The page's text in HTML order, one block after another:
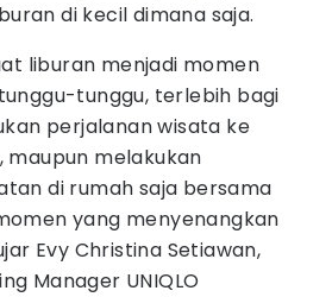
di kecil dimana saja.
liburan menjadi momen
tunggu, terlebih bagi
perjalanan wisata ke
maupun melakukan
di rumah saja bersama
yang menyenangkan
Evy Christina Setiawan,
Manager UNIQLO